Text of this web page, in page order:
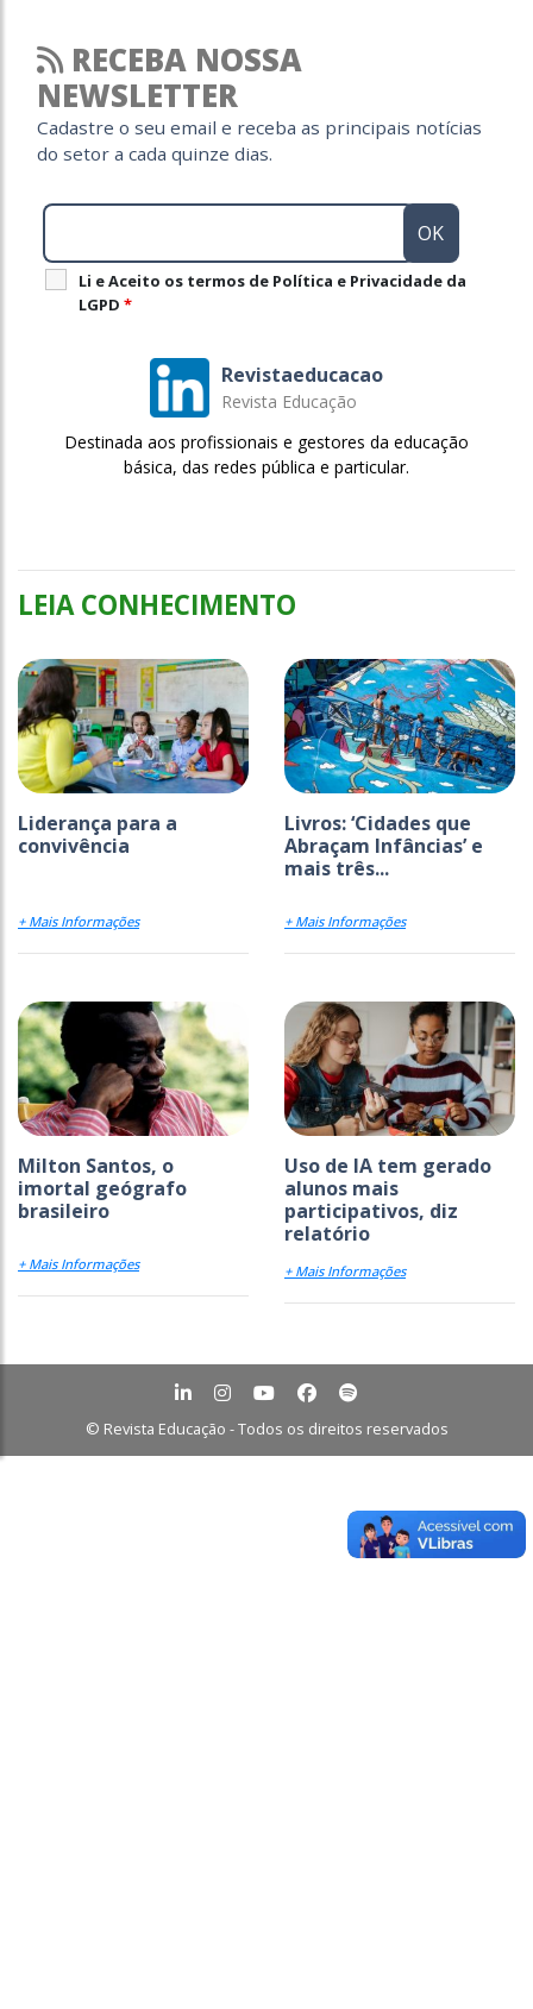
RECEBA NOSSA
NEWSLETTER
Cadastre o seu email e receba as principais notícias
do setor a cada quinze dias.
Li e Aceito os termos de Política e Privacidade da
LGPD *
Revistaeducacao
Revista Educação
Destinada aos profissionais e gestores da educação
básica, das redes pública e particular.
LEIA CONHECIMENTO
Liderança para a
convivência
+ Mais Informações
Livros: ‘Cidades que
Abraçam Infâncias’ e
mais três...
+ Mais Informações
Milton Santos, o
imortal geógrafo
brasileiro
+ Mais Informações
Uso de IA tem gerado
alunos mais
participativos, diz
relatório
+ Mais Informações
© Revista Educação - Todos os direitos reservados